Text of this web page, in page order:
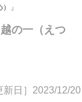
」
の一（えつ
新日］ 2023/12/20